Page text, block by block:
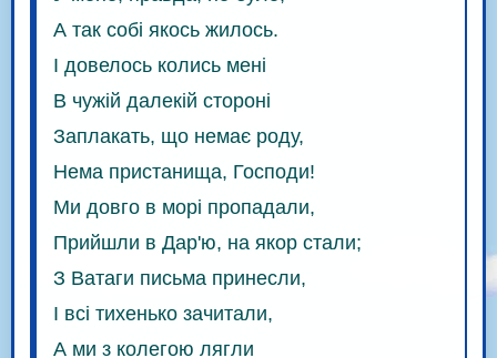
А так собі якось жилось.
І довелось колись мені
В чужій далекій стороні
Заплакать, що немає роду,
Нема пристанища, Господи!
Ми довго в морі пропадали,
Прийшли в Дар'ю, на якор стали;
З Ватаги письма принесли,
І всі тихенько зачитали,
А ми з колегою лягли